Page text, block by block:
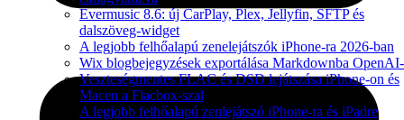
Evermusic 8.6: új CarPlay, Plex, Jellyfin, SFTP és
dalszöveg-widget
A legjobb felhőalapú zenelejátszók iPhone-ra 2026-ban
Wix blogbejegyzések exportálása Markdownba
Veszteségmentes FLAC és DSD lejátszása iPhone-on és
Macen a Flacbox-szal
A legjobb felhőalapú zenlejátszó iPhone-ra és iPadre